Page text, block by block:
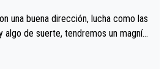
una buena dirección, lucha como las
algo de suerte, tendremos un magnífi